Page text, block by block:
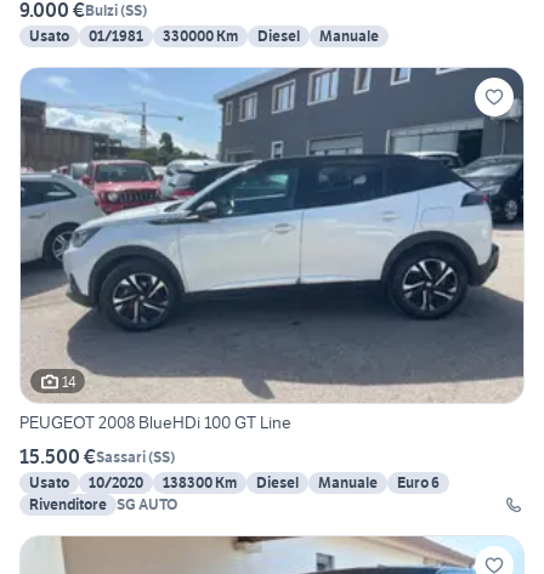
9.000 €Bulzi(SS)
Usato
01/1981 330000 Km Diesel Manuale
14
PEUGEOT 2008 BlueHDi 100 GT Line
15.500 €Sassari(SS)
Usato
10/2020 138300 Km Diesel Manuale
Euro 6
Rivenditore SG AUTO